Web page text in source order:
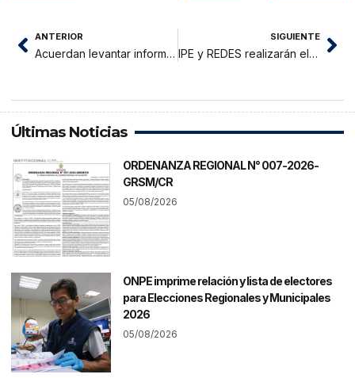
ANTERIOR
Acuerdan levantar información de 57 comunidades nativas de Balsapuerto para proceso de saneamiento
SIGUIENTE
IPE y REDES realizarán el Foro de Desarrollo Regional: Encuentro universitario San Martín
Últimas Noticias
ORDENANZA REGIONAL N° 007-2026-
GRSM/CR
05/08/2026
ONPE imprime relación y lista de electores
para Elecciones Regionales y Municipales
2026
05/08/2026